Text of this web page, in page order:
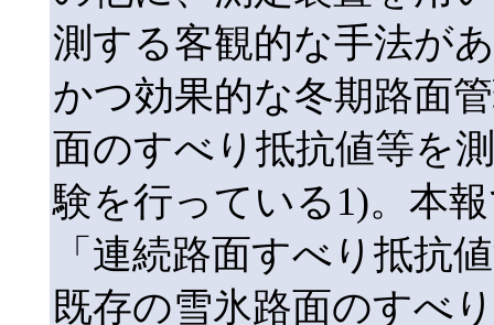
測する客観的な手法が
かつ効果的な冬期路面
面のすべり抵抗値等を
験を行っている1)。本
「連続路面すべり抵抗
既存の雪氷路面のすべ